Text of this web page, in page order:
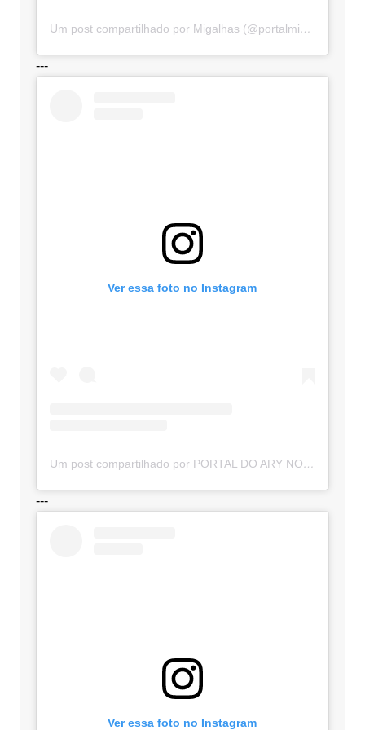
Um post compartilhado por Migalhas (@portalmigalhas)
---
Ver essa foto no Instagram
Um post compartilhado por PORTAL DO ARY NOTÍCIAS (@portaldoarynoticias)
---
Ver essa foto no Instagram